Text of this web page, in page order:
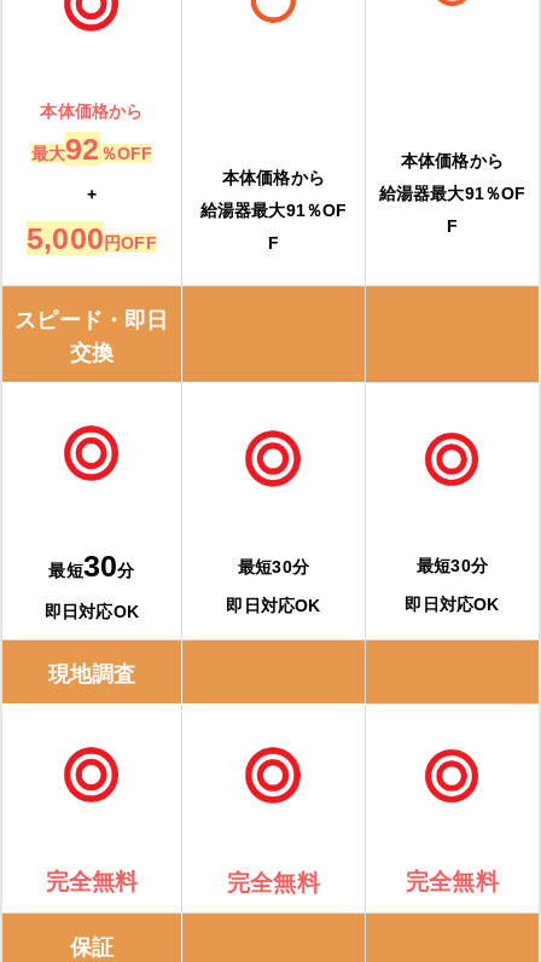
本体価格から
最大92 ％OFF
+
5,000円OFF
本体価格から
給湯器最大91％OF
F
本体価格から
給湯器最大91％OF
F
スピード・即日
交換
最短30分
即日対応OK
最短30分
即日対応OK
最短30分
即日対応OK
現地調査
完全無料 完全無料 完全無料
保証